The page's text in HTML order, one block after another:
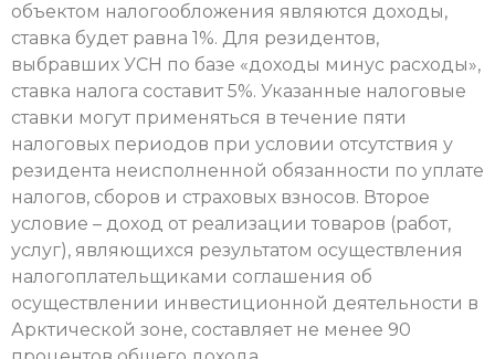
объектом налогообложения являются доходы,
ставка будет равна 1%. Для резидентов,
выбравших УСН по базе «доходы минус расходы»,
ставка налога составит 5%. Указанные налоговые
ставки могут применяться в течение пяти
налоговых периодов при условии отсутствия у
резидента неисполненной обязанности по уплате
налогов, сборов и страховых взносов. Второе
условие – доход от реализации товаров (работ,
услуг), являющихся результатом осуществления
налогоплательщиками соглашения об
осуществлении инвестиционной деятельности в
Арктической зоне, составляет не менее 90